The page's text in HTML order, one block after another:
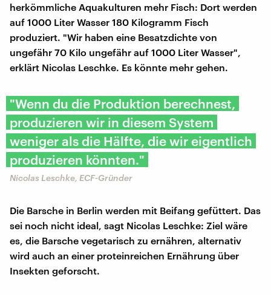
herkömmliche Aquakulturen mehr Fisch: Dort werden
auf 1000 Liter Wasser 180 Kilogramm Fisch
produziert. "Wir haben eine Besatzdichte von
ungefähr 70 Kilo ungefähr auf 1000 Liter Wasser",
erklärt Nicolas Leschke. Es könnte mehr gehen.
"Wenn du die Produktion berechnest,
produzieren wir in diesem System
weniger als die Hälfte, die wir eigentlich
produzieren könnten."
Nicolas Leschke, ECF-Gründer
Die Barsche in Berlin werden mit Beifang gefüttert. Das
sei noch nicht ideal, sagt Nicolas Leschke: Ziel wäre
es, die Barsche vegetarisch zu ernähren, alternativ
wird auch an einer proteinreichen Ernährung über
Insekten geforscht.